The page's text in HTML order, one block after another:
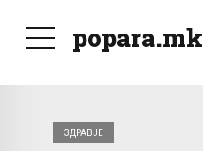
popara.mk
ЗДРАВЈЕ